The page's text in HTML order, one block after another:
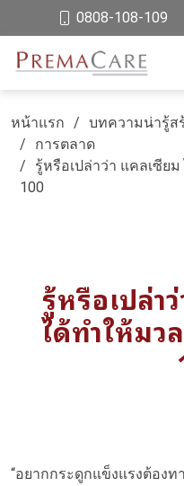
0808-108-109
หน้าแรก
บทความน่ารู้ส
การตลาด
รู้หรือเปล่าว่า แคลเซีย
100
รู้หรือเปล่า
ได้ทำให้ม
“อยากกระดูกแข็งแรงต้องท